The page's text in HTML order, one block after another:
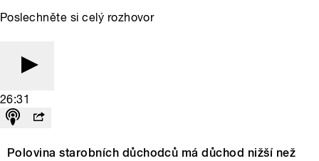
Poslechněte si celý rozhovor
26:31
Polovina starobních důchodců má důchod nižší než